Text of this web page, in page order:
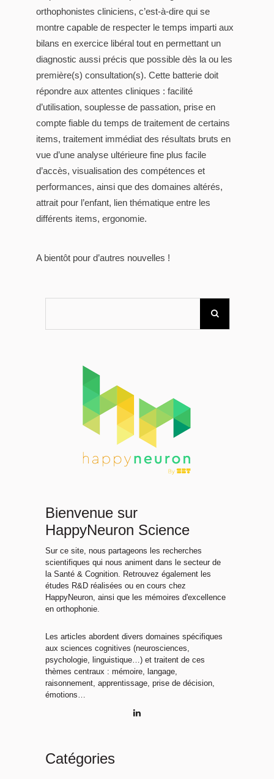
orthophonistes cliniciens, c’est-à-dire qui se
montre capable de respecter le temps imparti aux
bilans en exercice libéral tout en permettant un
diagnostic aussi précis que possible dès la ou les
première(s) consultation(s). Cette batterie doit
répondre aux attentes cliniques : facilité
d’utilisation, souplesse de passation, prise en
compte fiable du temps de traitement de certains
items, traitement immédiat des résultats bruts en
vue d’une analyse ultérieure fine plus facile
d’accès, visualisation des compétences et
performances, ainsi que des domaines altérés,
attrait pour l’enfant, lien thématique entre les
différents items, ergonomie.
A bientôt pour d’autres nouvelles !
Bienvenue sur
HappyNeuron Science
Sur ce site, nous partageons les recherches
scientifiques qui nous animent dans le secteur de
la Santé & Cognition. Retrouvez également les
études R&D réalisées ou en cours chez
HappyNeuron, ainsi que les mémoires d'excellence
en orthophonie.
Les articles abordent divers domaines spécifiques
aux sciences cognitives (neurosciences,
psychologie, linguistique…) et traitent de ces
thèmes centraux : mémoire, langage,
raisonnement, apprentissage, prise de décision,
émotions…
Catégories